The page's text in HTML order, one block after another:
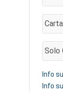
Solo
Info
Info